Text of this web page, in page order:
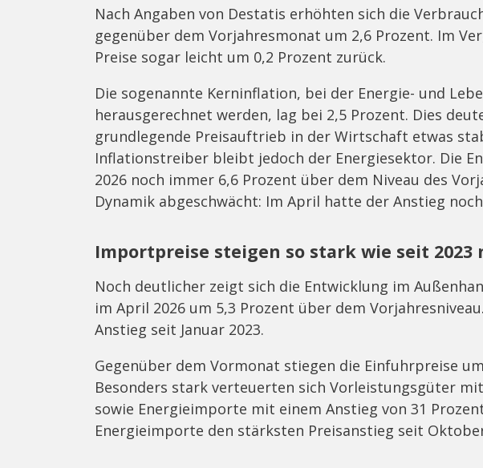
Nach Angaben von Destatis erhöhten sich die
gegenüber dem Vorjahresmonat um 2,6 Prozent. Im
Preise sogar leicht um 0,2 Prozent zurück.
Die sogenannte Kerninflation, bei der Energie- und
herausgerechnet werden, lag bei 2,5 Prozent. Dies
grundlegende Preisauftrieb in der Wirtschaft etwas
Inflationstreiber bleibt jedoch der Energiesektor. Die
2026 noch immer 6,6 Prozent über dem Niveau des
Dynamik abgeschwächt: Im April hatte der Anstieg
Importpreise steigen so stark wie seit
Noch deutlicher zeigt sich die Entwicklung im
im April 2026 um 5,3 Prozent über dem
Anstieg seit Januar 2023.
Gegenüber dem Vormonat stiegen die Einfuhrpreise
Besonders stark verteuerten sich Vorleistungsgüter
sowie Energieimporte mit einem Anstieg von 31
Energieimporte den stärksten Preisanstieg seit